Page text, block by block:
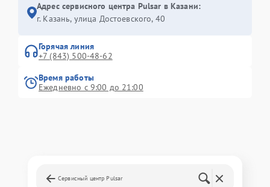
Адрес сервисного центра Pulsar в Казани:
г. Казань, улица Достоевского, 40
Горячая линия
+7 (843) 500-48-62
Время работы
Ежедневно с 9:00 до 21:00
Сервисный центр Pulsar